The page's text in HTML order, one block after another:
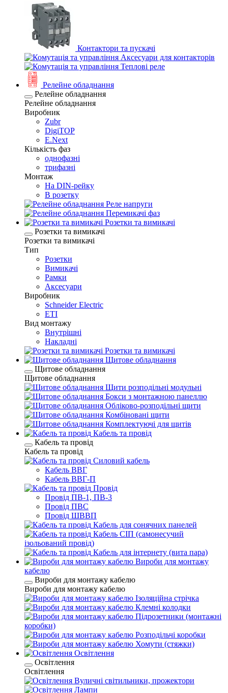
Контактори та пускачі
Аксесуари для контакторів
Теплові реле
Релейне обладнання
Релейне обладнання
Релейне обладнання
Виробник
Zubr
DigiTOP
E.Next
Кількість фаз
однофазні
трифазні
Монтаж
На DIN-рейку
В розетку
Реле напруги
Перемикачі фаз
Розетки та вимикачі
Розетки та вимикачі
Розетки та вимикачі
Тип
Розетки
Вимикачі
Рамки
Аксесуари
Виробник
Schneider Electric
ETI
Вид монтажу
Внутрішні
Накладні
Розетки та вимикачі
Щитове обладнання
Щитове обладнання
Щитове обладнання
Щити розподільні модульні
Бокси з монтажною панеллю
Обліково-розподільні щити
Комбіновані щити
Комплектуючі для щитів
Кабель та провід
Кабель та провід
Кабель та провід
Силовий кабель
Кабель ВВГ
Кабель ВВГ-П
Провід
Провід ПВ-1, ПВ-3
Провід ПВС
Провід ШВВП
Кабель для сонячних панелей
Кабель СІП (самонесучий
ізольований провід)
Кабель для інтернету (вита пара)
Вироби для монтажу
кабелю
Вироби для монтажу кабелю
Вироби для монтажу кабелю
Ізоляційна стрічка
Клемні колодки
Підрозетники (монтажні
коробки)
Розподільчі коробки
Хомути (стяжки)
Освітлення
Освітлення
Освітлення
Вуличні світильники, прожектори
Лампи